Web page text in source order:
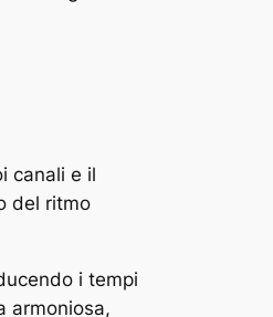
canali e il
del ritmo
i tempi
armoniosa,